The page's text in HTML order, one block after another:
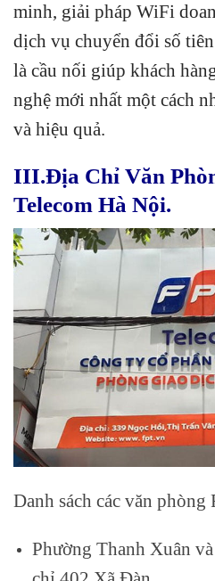
minh, giải pháp WiFi
dịch vụ chuyển đổi số
là cầu nối giúp khách
nghệ mới nhất một cách
và hiệu quả.
III.Địa Chỉ Văn
Telecom Hà Nội.
Danh sách các văn
Phường Thanh Xuân